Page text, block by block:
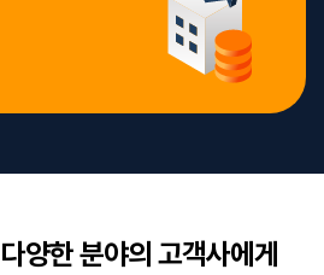
양한 분야의 고객사에게